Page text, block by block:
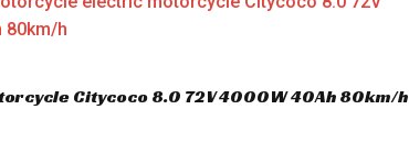
Citycoco 8.0 72V 4000W 40Ah 80km/h